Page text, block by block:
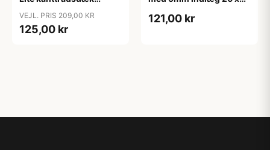
refleks
VEJL. PRIS 209,00 KR
125,00 kr
Brun
121,00 kr